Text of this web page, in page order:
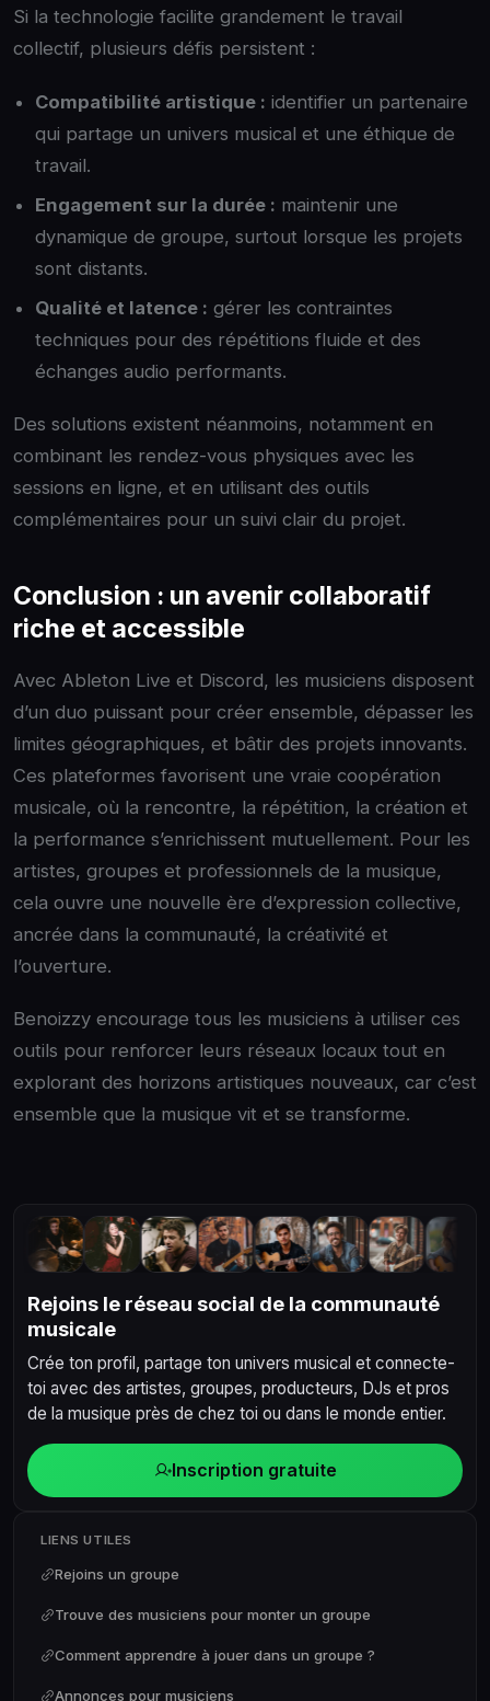
Si la technologie facilite grandement le travail
collectif, plusieurs défis persistent :
Compatibilité artistique : identifier un partenaire
qui partage un univers musical et une éthique de
travail.
Engagement sur la durée : maintenir une
dynamique de groupe, surtout lorsque les projets
sont distants.
Qualité et latence : gérer les contraintes
techniques pour des répétitions fluide et des
échanges audio performants.
Des solutions existent néanmoins, notamment en
combinant les rendez-vous physiques avec les
sessions en ligne, et en utilisant des outils
complémentaires pour un suivi clair du projet.
Conclusion : un avenir collaboratif
riche et accessible
Avec Ableton Live et Discord, les musiciens disposent
d’un duo puissant pour créer ensemble, dépasser les
limites géographiques, et bâtir des projets innovants.
Ces plateformes favorisent une vraie coopération
musicale, où la rencontre, la répétition, la création et
la performance s’enrichissent mutuellement. Pour les
artistes, groupes et professionnels de la musique,
cela ouvre une nouvelle ère d’expression collective,
ancrée dans la communauté, la créativité et
l’ouverture.
Benoizzy encourage tous les musiciens à utiliser ces
outils pour renforcer leurs réseaux locaux tout en
explorant des horizons artistiques nouveaux, car c’est
ensemble que la musique vit et se transforme.
Rejoins le réseau social de la communauté
musicale
Crée ton profil, partage ton univers musical et connecte-
toi avec des artistes, groupes, producteurs, DJs et pros
de la musique près de chez toi ou dans le monde entier.
Inscription gratuite
LIENS UTILES
Rejoins un groupe
Trouve des musiciens pour monter un groupe
Comment apprendre à jouer dans un groupe ?
Annonces pour musiciens